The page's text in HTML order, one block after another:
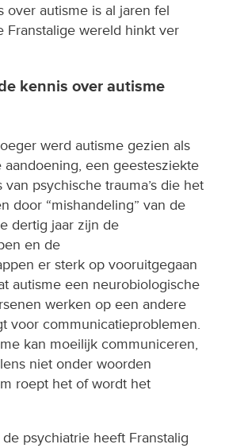
over autisme is al jaren fel
Franstalige wereld hinkt ver
kennis over autisme
werd autisme gezien als
een geestesziekte
psychische trauma’s die het
door “mishandeling” van de
dertig jaar zijn de
en de
er sterk op vooruitgegaan
autisme een neurobiologische
werken op een andere
voor communicatieproblemen.
kan moeilijk communiceren,
niet onder woorden
roept het of wordt het
psychiatrie heeft Franstalig